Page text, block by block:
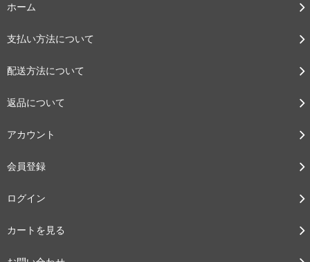
ホーム
支払い方法について
配送方法について
返品について
アカウント
会員登録
ログイン
カートを見る